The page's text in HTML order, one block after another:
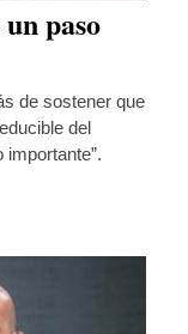
paso
de sostener que
del